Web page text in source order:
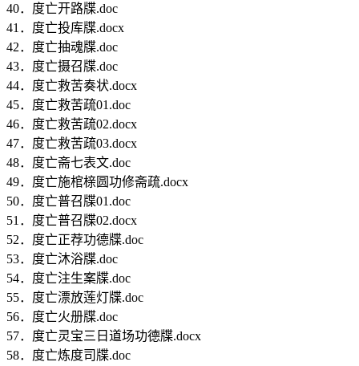
40．度亡开路牒.doc
41．度亡投库牒.docx
42．度亡抽魂牒.doc
43．度亡摄召牒.doc
44．度亡救苦奏状.docx
45．度亡救苦疏01.doc
46．度亡救苦疏02.docx
47．度亡救苦疏03.docx
48．度亡斋七表文.doc
49．度亡施棺榇圆功修斋疏.docx
50．度亡普召牒01.doc
51．度亡普召牒02.docx
52．度亡正荐功德牒.doc
53．度亡沐浴牒.doc
54．度亡注生案牒.doc
55．度亡漂放莲灯牒.doc
56．度亡火册牒.doc
57．度亡灵宝三日道场功德牒.docx
58．度亡炼度司牒.doc